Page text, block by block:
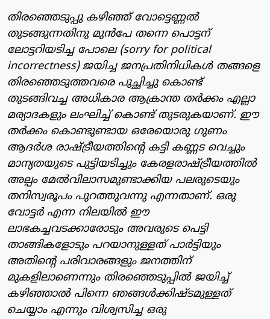
തിരഞ്ഞെടുപ്പു കഴിഞ്ഞ് വോട്ടെണ്ണല്‍
തുടങ്ങുന്നതിനു മുന്‍പേ തന്നെ പൊട്ടന്
ലോട്ടറിയടിച്ച പോലെ (sorry for political
incorrectness) ജയിച്ച ജനപ്രതിനിധികള്‍ തങ്ങളെ
തിരഞ്ഞെടുത്തവരെ പുച്ഛിച്ചു കൊണ്ട്
തുടങ്ങിവച്ച അധികാര ആക്രാന്ത തര്‍ക്കം എല്ലാ
മര്യാദകളും ലംഘിച്ച് കൊണ്ട് തുടരുകയാണ്. ഈ
തര്‍ക്കം കൊണ്ടുണ്ടായ ഒരേയൊരു ഗുണം
ആദര്‍ശ രാഷ്ട്രീയത്തിന്റെ കട്ടി കണ്ണട വെച്ചും
മാന്യതയുടെ പുട്ടിയടിച്ചും കേരളരാഷ്ട്രീയത്തില്‍
അല്പം മേല്‍വിലാസമുണ്ടാക്കിയ പലരുടെയും
തനിസ്വരൂപം പുറത്തുവന്നു എന്നതാണ്. ഒരു
വോട്ടര്‍ എന്ന നിലയില്‍ ഈ
ലാഭകച്ചവടക്കാരോടും അവരുടെ പെട്ടി
താങ്ങികളോടും പറയാനുള്ളത് പാര്‍ട്ടിയും
അതിന്റെ പരിവാരങ്ങളും ജനത്തിന്
മുകളിലാണെന്നും തിരഞ്ഞെടുപ്പില്‍ ജയിച്ച്
കഴിഞ്ഞാല്‍ പിന്നെ ഞങ്ങള്‍ക്കിഷ്ടമുള്ളത്
ചെയ്യാം എന്നും വിശ്വസിച്ച ഒരു